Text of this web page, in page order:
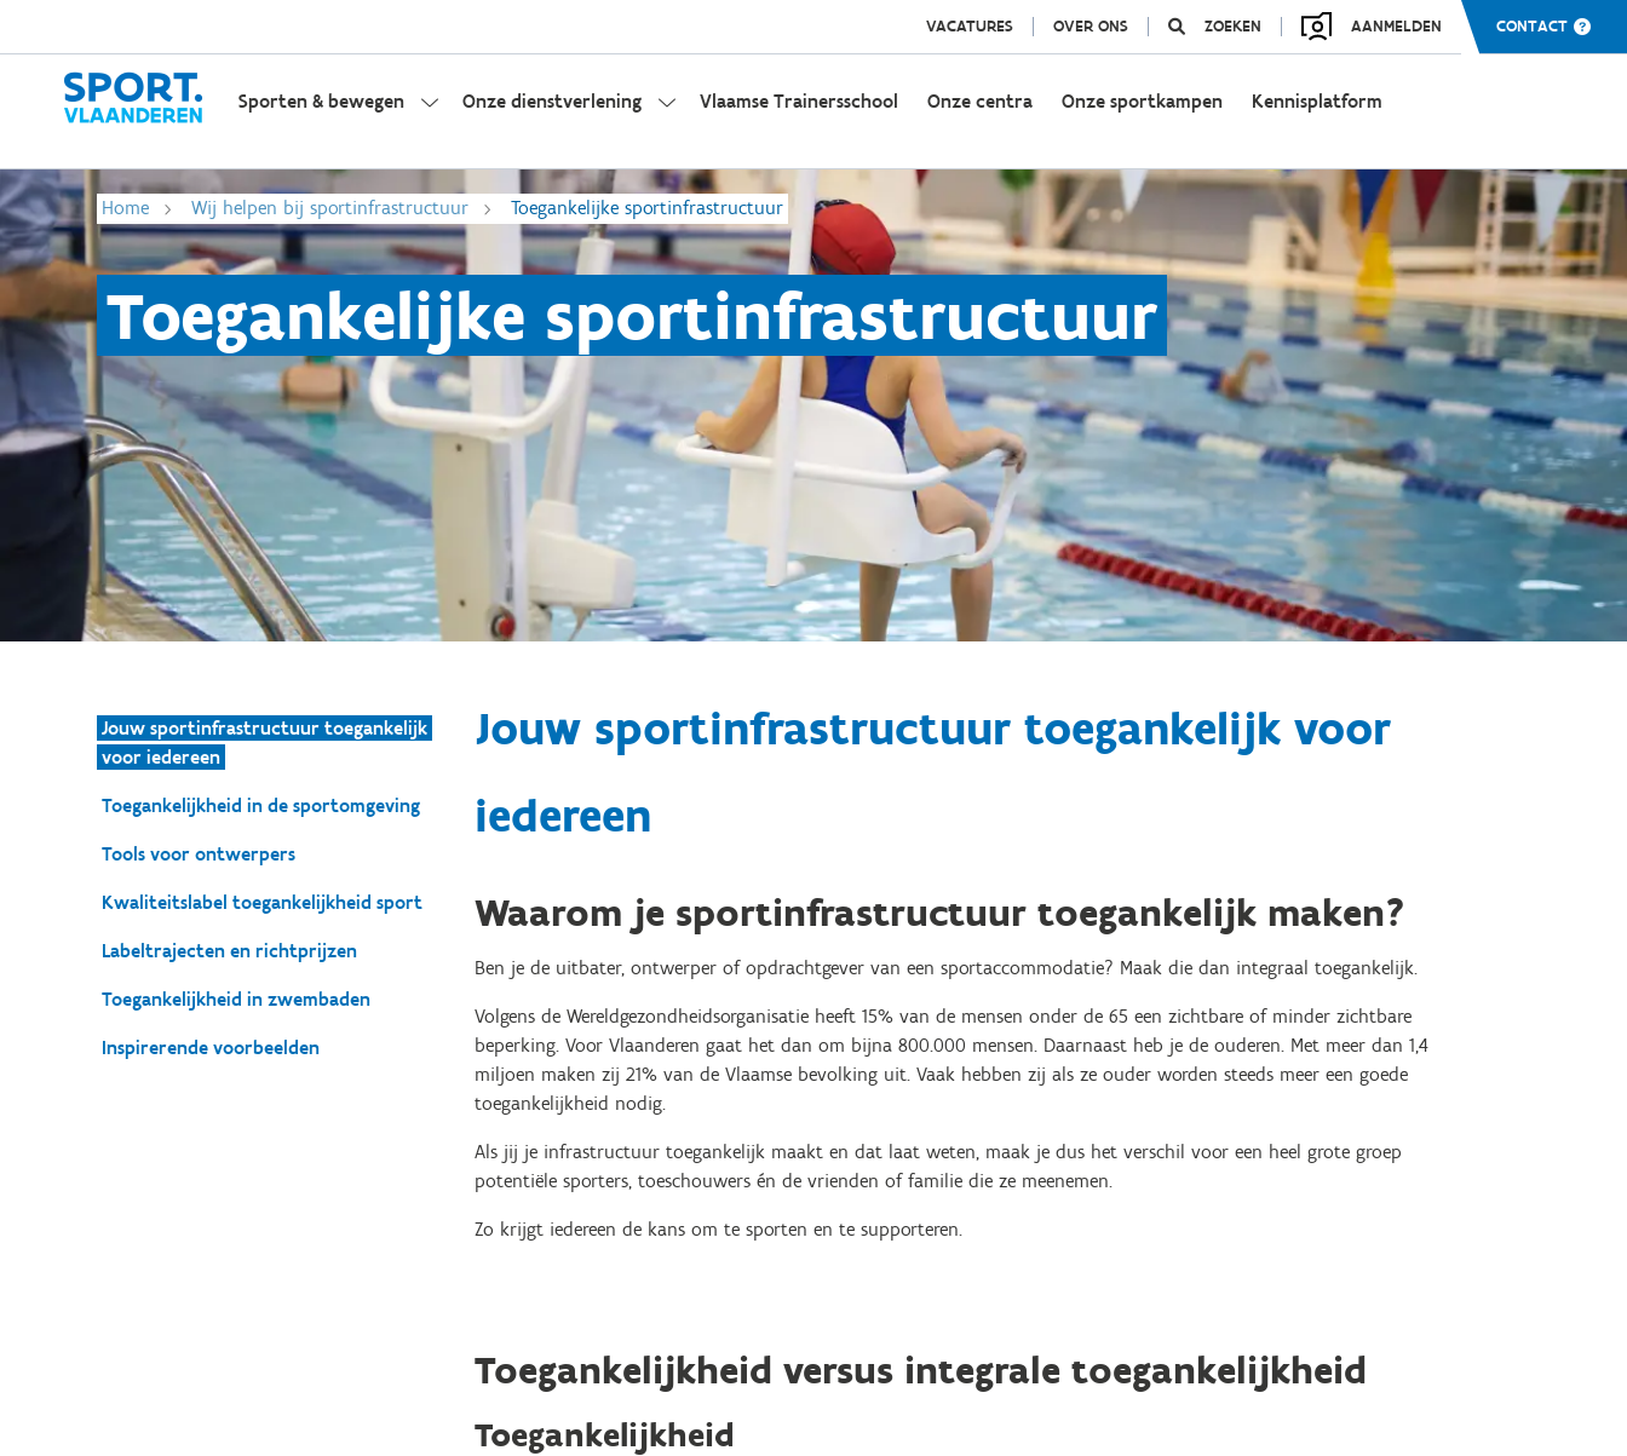
VACATURES OVER ONS ZOEKEN AANMELDEN CONTACT
Sporten & bewegen Onze dienstverlening Vlaamse Trainersschool Onze centra Onze sportkampen Kennisplatform
Home Wij helpen bij sportinfrastructuur Toegankelijke sportinfrastructuur
Toegankelijke sportinfrastructuur
Jouw sportinfrastructuur toegankelijk
voor iedereen
Toegankelijkheid in de sportomgeving
Tools voor ontwerpers
Kwaliteitslabel toegankelijkheid sport
Labeltrajecten en richtprijzen
Toegankelijkheid in zwembaden
Inspirerende voorbeelden
Jouw sportinfrastructuur toegankelijk voor
iedereen
Waarom je sportinfrastructuur toegankelijk maken?
Ben je de uitbater, ontwerper of opdrachtgever van een sportaccommodatie? Maak die dan integraal toegankelijk.
Volgens de Wereldgezondheidsorganisatie heeft 15% van de mensen onder de 65 een zichtbare of minder zichtbare
beperking. Voor Vlaanderen gaat het dan om bijna 800.000 mensen. Daarnaast heb je de ouderen. Met meer dan 1,4
miljoen maken zij 21% van de Vlaamse bevolking uit. Vaak hebben zij als ze ouder worden steeds meer een goede
toegankelijkheid nodig.
Als jij je infrastructuur toegankelijk maakt en dat laat weten, maak je dus het verschil voor een heel grote groep
potentiële sporters, toeschouwers én de vrienden of familie die ze meenemen.
Zo krijgt iedereen de kans om te sporten en te supporteren.
Toegankelijkheid versus integrale toegankelijkheid
Toegankelijkheid